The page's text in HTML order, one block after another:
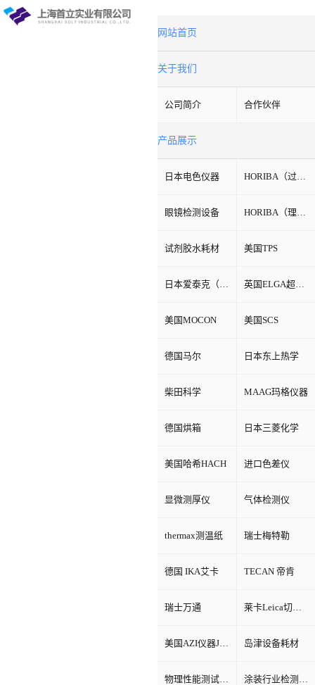
网站首页
关于我们
公司简介 合作伙伴
产品展示
日本电色仪器 HORIBA（过程&环境）
眼镜检测设备 HORIBA（理科学）
试剂胶水耗材 美国TPS
日本爱泰克（ETAC） 英国ELGA超纯水机
美国MOCON 美国SCS
德国马尔 日本东上热学
柴田科学 MAAG玛格仪器
德国烘箱 日本三菱化学
美国哈希HACH 进口色差仪
显微测厚仪 气体检测仪
thermax测温纸 瑞士梅特勒
德国 IKA艾卡 TECAN 帝肯
瑞士万通 莱卡Leica切片机和显微镜
美国AZI仪器Jerome环境检测仪器 岛津设备耗材
物理性能测试仪器 涂装行业检测设备